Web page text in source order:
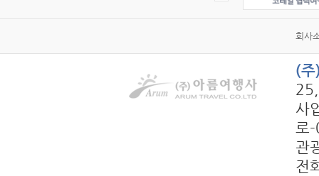
회사
(주
사
로
관
전